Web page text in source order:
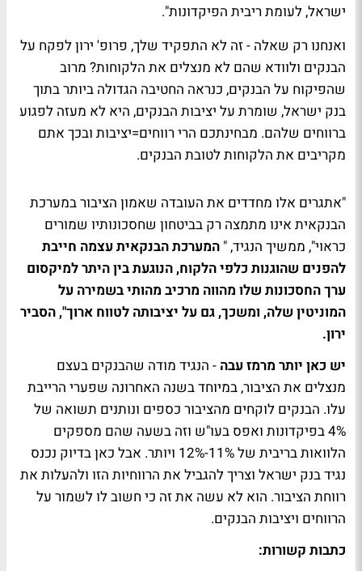
ישראל, לעומת ריבית הפיקדונות".
ואנחנו רק שאלה - זה לא התפקיד שלך, פרופ' ירון לפקח על
הבנקים ולוודא שהם לא מנצלים את הלקוחות? מרוב
שהפיקוח על הבנקים, כנראה החטיבה הגדולה ביותר בתוך
בנק ישראל, שומרת על יציבות הבנקים, היא לא מעזה לפגוע
ברווחים שלהם. מבחינתכם הרי רווחים=יציבות ובכך אתם
מקריבים את הלקוחות לטובת הבנקים.
"אתגרים אלו מחדדים את העובדה שאמון הציבור במערכת
הבנקאית אינו מתמצה רק בביטחון שחסכונותיו שמורים
כראוי", ממשיך הנגיד, " המערכת הבנקאית עצמה חייבת
להפנים שהוגנות כלפי הלקוח, הנוגעת בין היתר למיקסום
ערך החסכונות שלו מהווה מרכיב מהותי בשמירה על
המוניטין שלה, ומשכך, גם על יציבותה לטווח ארוך", הסביר
ירון.
יש כאן יותר מרמז עבה - הנגיד מודה שהבנקים בעצם
מנצלים את הציבור, במיוחד בשנה האחרונה שפערי הרייבת
עלו. הבנקים לוקחים מהציבור כספים ונותנים תשואה של
4% בפיקדונות ואפס בעו"ש וזה בשעה שהם מספקים
הלוואות בריבית של 11%-12% ויותר. אבל כאן בדיוק נכנס
נגיד בנק ישראל וצריך להגביל את הרווחיות הזו ולהעלות את
רווחת הציבור. הוא לא עשה את זה כי חשוב לו לשמור על
הרווחים ויציבות הבנקים.
כתבות קשורות: